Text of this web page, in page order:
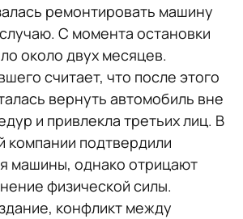
ремонтировать машину
С момента остановки
около двух месяцев.
считает, что после этого
вернуть автомобиль вне
и привлекла третьих лиц. В
компании подтвердили
машины, однако отрицают
физической силы.
конфликт между